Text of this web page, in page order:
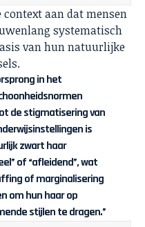
aan dat mensen
systematisch
van hun natuurlijke
in het
de stigmatisering van
is
zwart haar
of “afleidend”, wat
of marginalisering
om hun haar op
stijlen te dragen.”